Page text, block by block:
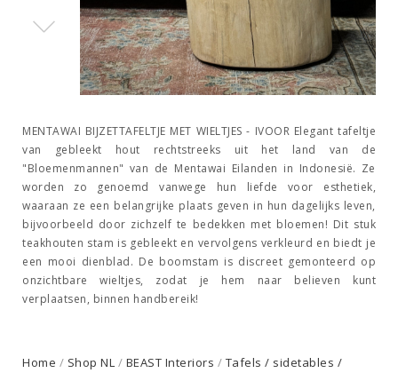
MENTAWAI BIJZETTAFELTJE MET WIELTJES - IVOOR Elegant tafeltje
van gebleekt hout rechtstreeks uit het land van de
"Bloemenmannen" van de Mentawai Eilanden in Indonesië. Ze
worden zo genoemd vanwege hun liefde voor esthetiek,
waaraan ze een belangrijke plaats geven in hun dagelijks leven,
bijvoorbeeld door zichzelf te bedekken met bloemen! Dit stuk
teakhouten stam is gebleekt en vervolgens verkleurd en biedt je
een mooi dienblad. De boomstam is discreet gemonteerd op
onzichtbare wieltjes, zodat je hem naar believen kunt
verplaatsen, binnen handbereik!
Home / Shop NL / BEAST Interiors / Tafels / sidetables /